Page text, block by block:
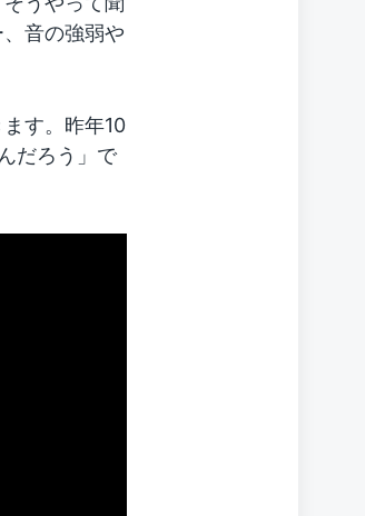
音の強弱や
す。昨年10
だろう」で